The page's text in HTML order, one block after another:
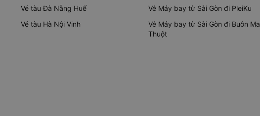
Vé tàu Đà Nẵng Huế
Vé tàu Hà Nội Vinh
Vé Máy bay từ Sài Gòn đi PleiKu
Vé Máy bay từ Sài Gòn đi Buôn Ma
Thuột